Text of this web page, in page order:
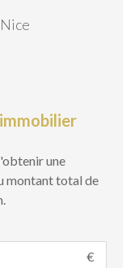
une
montant total de
€